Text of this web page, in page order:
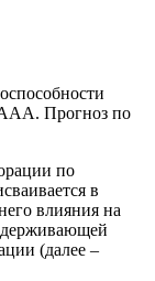
Прогноз по
по
в
влияния на
(далее –